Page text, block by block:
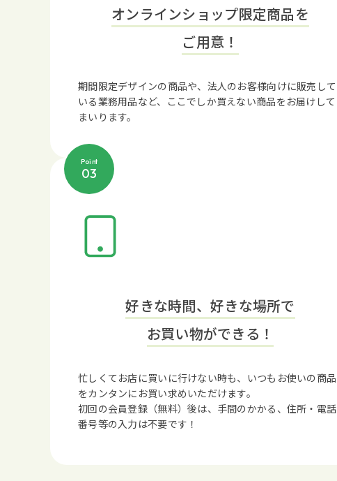
オンラインショップ限定商品を
ご用意！
期間限定デザインの商品や、法人のお客様向けに販売して
いる業務用品など、ここでしか買えない商品をお届けして
まいります。
Point
03
好きな時間、好きな場所で
お買い物ができる！
忙しくてお店に買いに行けない時も、いつもお使いの商品
をカンタンにお買い求めいただけます。
初回の会員登録（無料）後は、手間のかかる、住所・電話
番号等の入力は不要です！